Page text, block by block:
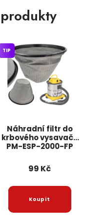
Náhradní filtr do
krbového vysavače
PM-ESP-2000-FP
TIP
99 Kč